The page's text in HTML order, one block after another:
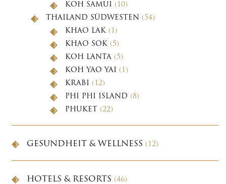
KOH SAMUI (10)
THAILAND SÜDWESTEN (54)
KHAO LAK(1)
KHAO SOK(5)
KOH LANTA (5)
KOH YAO YAI (1)
KRABI (12)
PHI PHI ISLAND (8)
PHUKET (22)
GESUNDHEIT & WELLNESS (12)
HOTELS & RESORTS (46)